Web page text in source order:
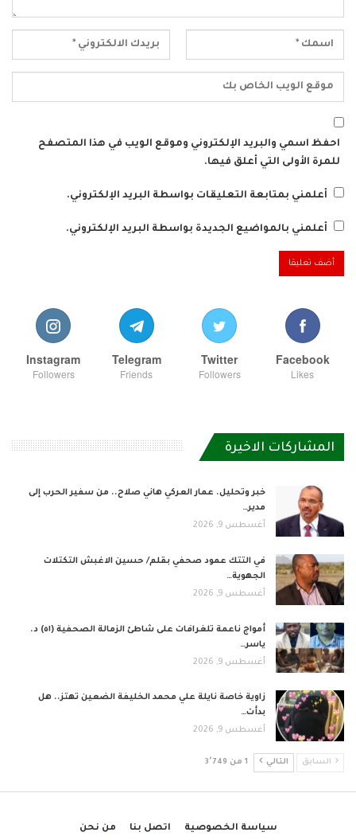
احفظ اسمي والبريد الإلكتروني وموقع الويب في هذا المتصفح
للمرة الأولى التي أعلق فيها.
أعلمني بمتابعة التعليقات بواسطة البريد الإلكتروني.
أعلمني بالمواضيع الجديدة بواسطة البريد الإلكتروني.
Facebook
Likes
Twitter
Followers
Telegram
Friends
Instagram
Followers
المشاركات الاخيرة
خبر وتحليل. عمار العركي هاني صلاح.. من سفير الحرب إلى
مدير…
أغسطس 9, 2026
في التتك عمود صحفي بقلم/ حسين الاغبش التكتلات
الجهوية…
أغسطس 9, 2026
أمواج ناعمة تلغرافات على شاطئ الزمالة الصحفية (٥١) د.
ياسر…
أغسطس 9, 2026
زاوية خاصة نايلة علي محمد الخليفة الضعين تهتز.. هل
بدأت…
أغسطس 9, 2026
السابق التالي 1 من 3٬749
سياسة الخصوصية اتصل بنا من نحن